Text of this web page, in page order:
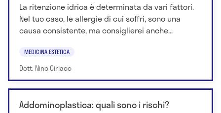
La ritenzione idrica è determinata da vari fattori.
Nel tuo caso, le allergie di cui soffri, sono una
causa consistente, ma consiglierei anche...
MEDICINA ESTETICA
Dott. Nino Ciriaco
Addominoplastica: quali sono i rischi?